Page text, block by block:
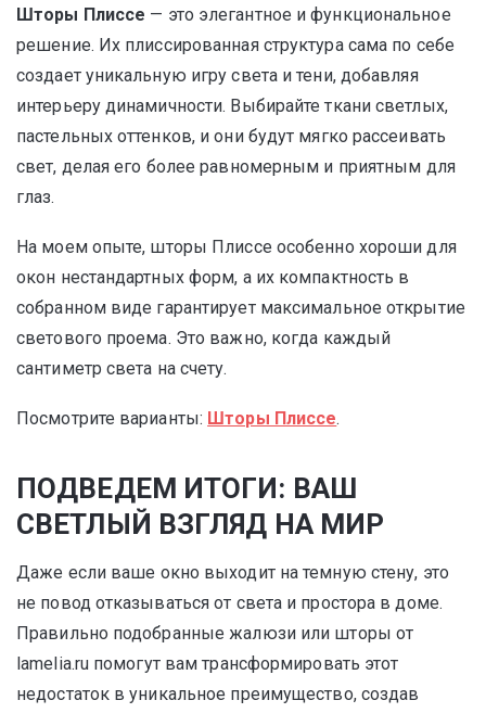
Шторы Плиссе — это элегантное и функциональное
решение. Их плиссированная структура сама по себе
создает уникальную игру света и тени, добавляя
интерьеру динамичности. Выбирайте ткани светлых,
пастельных оттенков, и они будут мягко рассеивать
свет, делая его более равномерным и приятным для
глаз.
На моем опыте, шторы Плиссе особенно хороши для
окон нестандартных форм, а их компактность в
собранном виде гарантирует максимальное открытие
светового проема. Это важно, когда каждый
сантиметр света на счету.
Посмотрите варианты: Шторы Плиссе.
ПОДВЕДЕМ ИТОГИ: ВАШ
СВЕТЛЫЙ ВЗГЛЯД НА МИР
Даже если ваше окно выходит на темную стену, это
не повод отказываться от света и простора в доме.
Правильно подобранные жалюзи или шторы от
lamelia.ru помогут вам трансформировать этот
недостаток в уникальное преимущество, создав